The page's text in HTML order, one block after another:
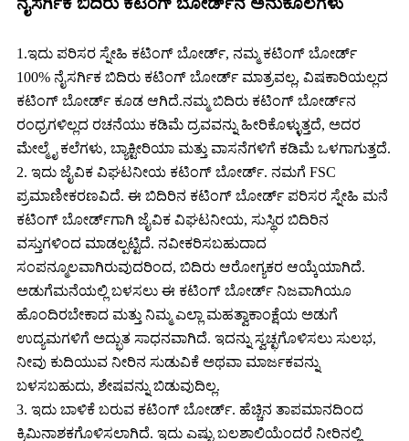
1.ಇದು ಪರಿಸರ ಸ್ನೇಹಿ ಕಟಿಂಗ್ ಬೋರ್ಡ್, ನಮ್ಮ ಕಟಿಂಗ್ ಬೋರ್ಡ್
100% ನೈಸರ್ಗಿಕ ಬಿದಿರು ಕಟಿಂಗ್ ಬೋರ್ಡ್ ಮಾತ್ರವಲ್ಲ, ವಿಷಕಾರಿಯಲ್ಲದ
ಕಟಿಂಗ್ ಬೋರ್ಡ್ ಕೂಡ ಆಗಿದೆ.ನಮ್ಮ ಬಿದಿರು ಕಟಿಂಗ್ ಬೋರ್ಡ್‌ನ
ರಂಧ್ರಗಳಿಲ್ಲದ ರಚನೆಯು ಕಡಿಮೆ ದ್ರವವನ್ನು ಹೀರಿಕೊಳ್ಳುತ್ತದೆ, ಅದರ
ಮೇಲ್ಮೈ ಕಲೆಗಳು, ಬ್ಯಾಕ್ಟೀರಿಯಾ ಮತ್ತು ವಾಸನೆಗಳಿಗೆ ಕಡಿಮೆ ಒಳಗಾಗುತ್ತದೆ.
2. ಇದು ಜೈವಿಕ ವಿಘಟನೀಯ ಕಟಿಂಗ್ ಬೋರ್ಡ್. ನಮಗೆ FSC
ಪ್ರಮಾಣೀಕರಣವಿದೆ. ಈ ಬಿದಿರಿನ ಕಟಿಂಗ್ ಬೋರ್ಡ್ ಪರಿಸರ ಸ್ನೇಹಿ ಮನೆ
ಕಟಿಂಗ್ ಬೋರ್ಡ್‌ಗಾಗಿ ಜೈವಿಕ ವಿಘಟನೀಯ, ಸುಸ್ಥಿರ ಬಿದಿರಿನ
ವಸ್ತುಗಳಿಂದ ಮಾಡಲ್ಪಟ್ಟಿದೆ. ನವೀಕರಿಸಬಹುದಾದ
ಸಂಪನ್ಮೂಲವಾಗಿರುವುದರಿಂದ, ಬಿದಿರು ಆರೋಗ್ಯಕರ ಆಯ್ಕೆಯಾಗಿದೆ.
ಅಡುಗೆಮನೆಯಲ್ಲಿ ಬಳಸಲು ಈ ಕಟಿಂಗ್ ಬೋರ್ಡ್ ನಿಜವಾಗಿಯೂ
ಹೊಂದಿರಬೇಕಾದ ಮತ್ತು ನಿಮ್ಮ ಎಲ್ಲಾ ಮಹತ್ವಾಕಾಂಕ್ಷೆಯ ಅಡುಗೆ
ಉದ್ಯಮಗಳಿಗೆ ಅದ್ಭುತ ಸಾಧನವಾಗಿದೆ. ಇದನ್ನು ಸ್ವಚ್ಛಗೊಳಿಸಲು ಸುಲಭ,
ನೀವು ಕುದಿಯುವ ನೀರಿನ ಸುಡುವಿಕೆ ಅಥವಾ ಮಾರ್ಜಕವನ್ನು
ಬಳಸಬಹುದು, ಶೇಷವನ್ನು ಬಿಡುವುದಿಲ್ಲ.
3. ಇದು ಬಾಳಿಕೆ ಬರುವ ಕಟಿಂಗ್ ಬೋರ್ಡ್. ಹೆಚ್ಚಿನ ತಾಪಮಾನದಿಂದ
ಕ್ರಿಮಿನಾಶಕಗೊಳಿಸಲಾಗಿದೆ. ಇದು ಎಷ್ಟು ಬಲಶಾಲಿಯೆಂದರೆ ನೀರಿನಲ್ಲಿ